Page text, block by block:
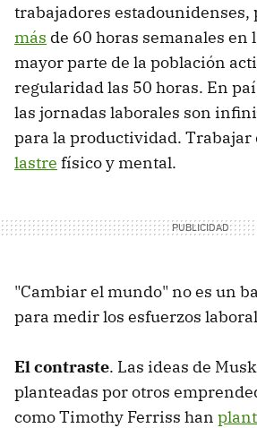
trabajadores estadounidenses,
más de 60 horas semanales en
mayor parte de la población
regularidad las 50 horas. En
las jornadas laborales son
para la productividad. Trabajar
lastre físico y mental.
"Cambiar el mundo" no es un
para medir los esfuerzos
El contraste. Las ideas de
planteadas por otros
como Timothy Ferriss han